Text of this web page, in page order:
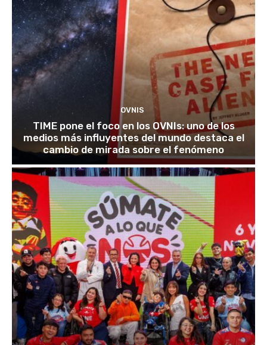
OVNIS
TIME pone el foco en los OVNIs: uno de los
medios más influyentes del mundo destaca el
cambio de mirada sobre el fenómeno